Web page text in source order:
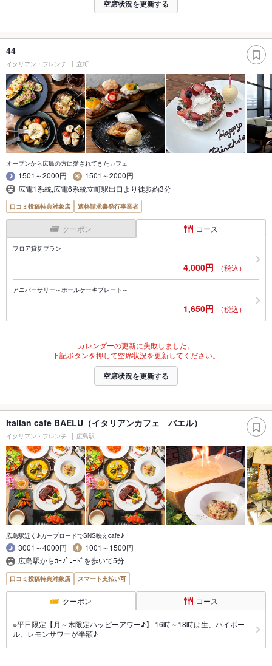
空席状況を更新する
44
イタリアン・フレンチ 立町
オープンから広島の方に愛されてきたカフェ
1501～2000円
1501～2000円
広電1系統,広電6系統立町駅出口より徒歩約3分
口コミ投稿特典対象店 適格請求書発行事業者
クーポン コース
フロア貸切プラン
4,000円 （税込）
アニバーサリー～ホールケーキプレート～
1,650円 （税込）
カレンダーの更新に失敗しました。
下記ボタンを押して空席状況を更新してください。
空席状況を更新する
Italian cafe BAELU（イタリアンカフェ バエル）
イタリアン・フレンチ 広島駅
広島駅近く♪カープロードでSNS映えcafe♪
3001～4000円
1001～1500円
広島駅からｶｰﾌﾟﾛｰﾄﾞを歩いて5分
口コミ投稿特典対象店 スマート支払い可
クーポン コース
※平日限定【月～木限定ハッピーアワー♪】 16時～18時は生、ハイボー
ル、レモンサワーが半額♪